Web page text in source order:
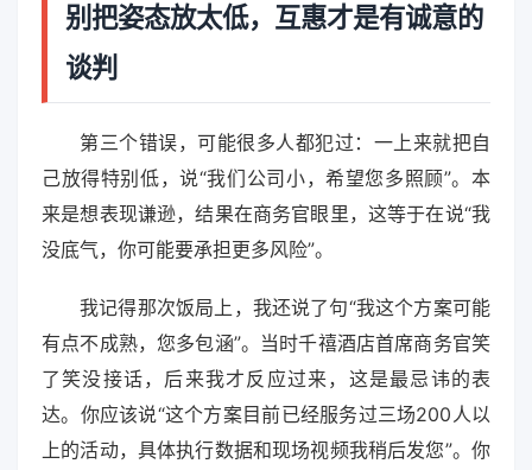
别把姿态放太低，互惠才是有诚意的
谈判
第三个错误，可能很多人都犯过：一上来就把自
己放得特别低，说“我们公司小，希望您多照顾”。本
来是想表现谦逊，结果在商务官眼里，这等于在说“我
没底气，你可能要承担更多风险”。
我记得那次饭局上，我还说了句“我这个方案可能
有点不成熟，您多包涵”。当时千禧酒店首席商务官笑
了笑没接话，后来我才反应过来，这是最忌讳的表
达。你应该说“这个方案目前已经服务过三场200人以
上的活动，具体执行数据和现场视频我稍后发您”。你